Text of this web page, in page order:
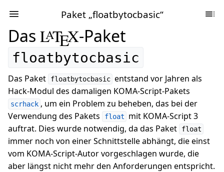
Paket „floatbytocbasic“
Das LATEX-Paket
floatbytocbasic
Das Paket floatbytocbasic entstand vor Jahren als
Hack-Modul des damaligen KOMA-Script-Pakets
scrhack , um ein Problem zu beheben, das bei der
Verwendung des Pakets
float
mit KOMA-Script 3
auftrat. Dies wurde notwendig, da das Paket
float
immer noch von einer Schnittstelle abhängt, die einst
vom KOMA-Script-Autor vorgeschlagen wurde, die
aber längst nicht mehr den Anforderungen entspricht.